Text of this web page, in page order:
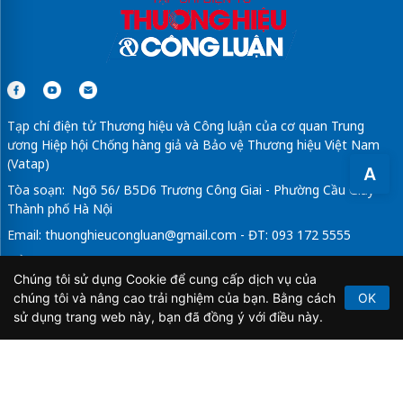
A
Tạp chí điện tử Thương hiệu và Công luận của cơ quan Trung
ương Hiệp hội Chống hàng giả và Bảo vệ Thương hiệu Việt Nam
(Vatap)
Tòa soạn: Ngõ 56/ B5D6 Trương Công Giai - Phường Cầu Giấy -
Thành phố Hà Nội
Email: thuonghieucongluan@gmail.com - ĐT: 093 172 5555
Tổng Biên Tập: Vũ Đức Thuận
Giấy phép hoạt động báo chí điện tử số 64/GP-BTTTT do Bộ
Thông tin và Truyền thông cấp ngày 21/2/2020.
Chúng tôi sử dụng Cookie để cung cấp dịch vụ của
chúng tôi và nâng cao trải nghiệm của bạn. Bằng cách
sử dụng trang web này, bạn đã đồng ý với điều này.
OK